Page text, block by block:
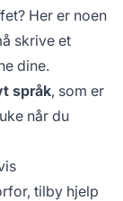
Her er noen
skrive et
dine.
språk, som er
når du
tilby hjelp